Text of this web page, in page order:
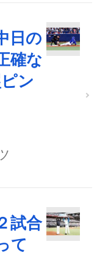
日の
確な
ン
試合
て